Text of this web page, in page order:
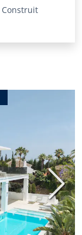
Construit